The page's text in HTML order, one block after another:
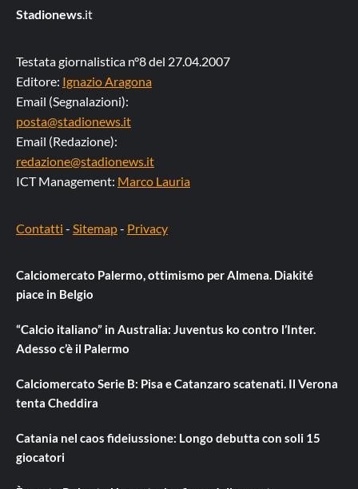
Stadionews.it
Testata giornalistica n°8 del 27.04.2007
Editore: Ignazio Aragona
Email (Segnalazioni):
posta@stadionews.it
Email (Redazione):
redazione@stadionews.it
ICT Management: Marco Lauria
Contatti - Sitemap- Privacy
Calciomercato Palermo, ottimismo per Almena. Diakité
piace in Belgio
“Calcio italiano” in Australia: Juventus ko contro l’Inter.
Adesso c’è il Palermo
Calciomercato Serie B: Pisa e Catanzaro scatenati. Il Verona
tenta Cheddira
Catania nel caos fideiussione: Longo debutta con soli 15
giocatori